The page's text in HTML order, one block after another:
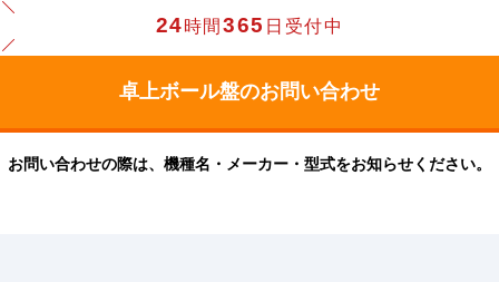
24時間365 日受付中
お問い合わせの際は、機種名・メーカー・型式をお知らせください。